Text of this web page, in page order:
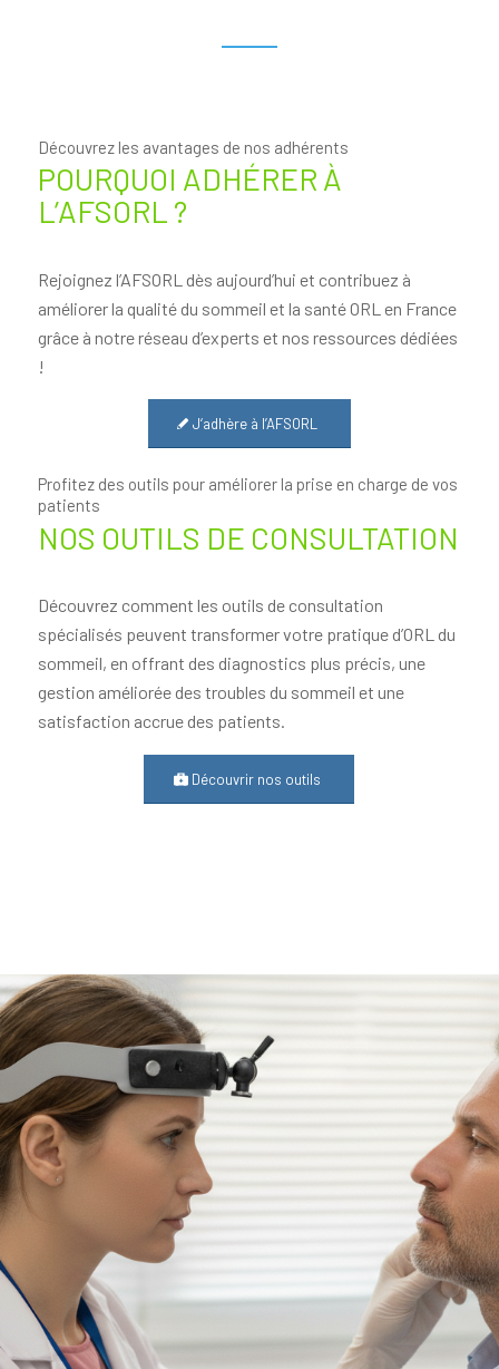
Découvrez les avantages de nos adhérents
POURQUOI ADHÉRER À
L’AFSORL ?
Rejoignez l’AFSORL dès aujourd’hui et contribuez à
améliorer la qualité du sommeil et la santé ORL en France
grâce à notre réseau d’experts et nos ressources dédiées
!
J‘adhère à l’AFSORL
Profitez des outils pour améliorer la prise en charge de vos
patients
NOS OUTILS DE CONSULTATION
Découvrez comment les outils de consultation
spécialisés peuvent transformer votre pratique d’ORL du
sommeil, en offrant des diagnostics plus précis, une
gestion améliorée des troubles du sommeil et une
satisfaction accrue des patients.
Découvrir nos outils